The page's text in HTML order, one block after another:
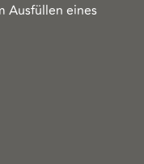
Ausfüllen eines